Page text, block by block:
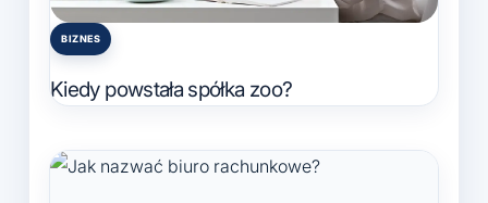
Posted
BIZNES
Kiedy powstała spółka zoo?